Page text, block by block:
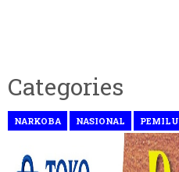
Categories
NARKOBA NASIONAL PEMILU